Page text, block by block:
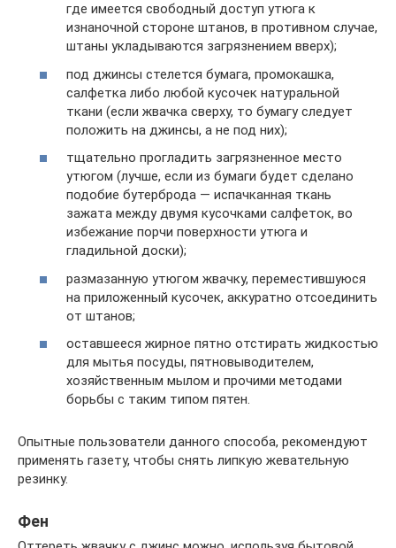
где имеется свободный доступ утюга к
изнаночной стороне штанов, в противном случае,
штаны укладываются загрязнением вверх);
под джинсы стелется бумага, промокашка,
салфетка либо любой кусочек натуральной
ткани (если жвачка сверху, то бумагу следует
положить на джинсы, а не под них);
тщательно прогладить загрязненное место
утюгом (лучше, если из бумаги будет сделано
подобие бутерброда ― испачканная ткань
зажата между двумя кусочками салфеток, во
избежание порчи поверхности утюга и
гладильной доски);
размазанную утюгом жвачку, переместившуюся
на приложенный кусочек, аккуратно отсоединить
от штанов;
оставшееся жирное пятно отстирать жидкостью
для мытья посуды, пятновыводителем,
хозяйственным мылом и прочими методами
борьбы с таким типом пятен.
Опытные пользователи данного способа, рекомендуют
применять газету, чтобы снять липкую жевательную
резинку.
Фен